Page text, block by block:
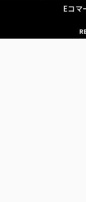
Eコマ
従業員等の
匿名加工情